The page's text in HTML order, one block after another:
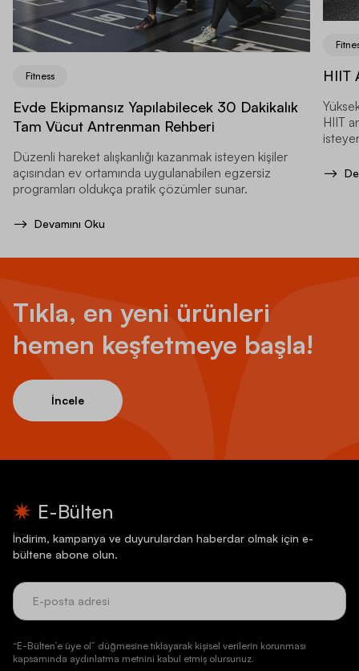
Fitness
Evde Ekipmansız Yapılabilecek 30 Dakikalık
Tam Vücut Antrenman Rehberi
Düzenli hareket alışkanlığı kazanmak isteyen kişiler
açısından ev ortamında uygulanabilen egzersiz
programları oldukça pratik çözümler sunar.
Devamını Oku
HIIT
HIIT
Tıkla, en yeni ürünleri
hemen keşfetmeye başla!
İncele
E-Bülten
İndirim, kampanya ve duyurulardan haberdar olmak için e-
bültene abone olun.
“E-Bülten’e üye ol” düğmesine tıklayarak kişisel verilerin korunması
kapsamında aydınlatma metnini kabul etmiş olursunuz.